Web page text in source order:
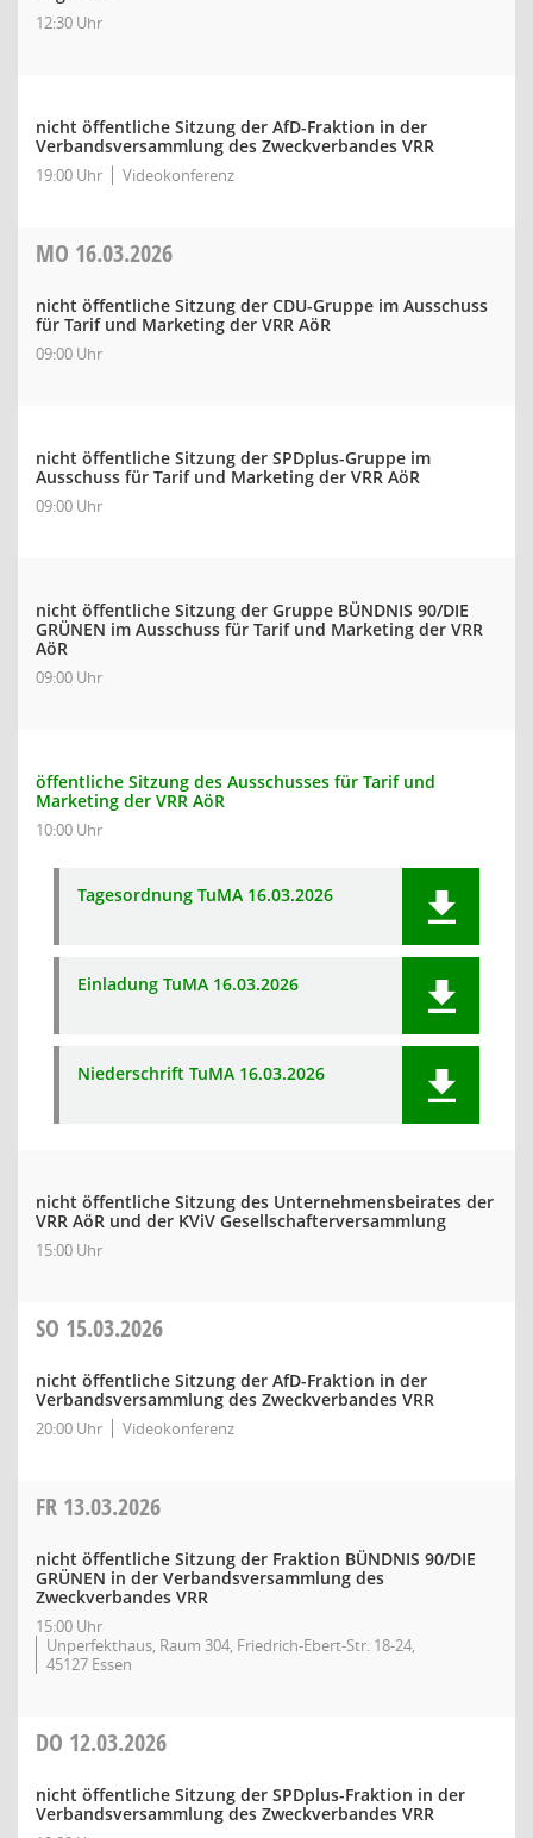
12:30 Uhr
nicht öffentliche Sitzung der AfD-Fraktion in der
Verbandsversammlung des Zweckverbandes VRR
19:00 Uhr Videokonferenz
MO 16.03.2026
nicht öffentliche Sitzung der CDU-Gruppe im Ausschuss
für Tarif und Marketing der VRR AöR
09:00 Uhr
nicht öffentliche Sitzung der SPDplus-Gruppe im
Ausschuss für Tarif und Marketing der VRR AöR
09:00 Uhr
nicht öffentliche Sitzung der Gruppe BÜNDNIS 90/DIE
GRÜNEN im Ausschuss für Tarif und Marketing der VRR
AöR
09:00 Uhr
öffentliche Sitzung des Ausschusses für Tarif und
Marketing der VRR AöR
10:00 Uhr
Tagesordnung TuMA 16.03.2026
Einladung TuMA 16.03.2026
Niederschrift TuMA 16.03.2026
nicht öffentliche Sitzung des Unternehmensbeirates der
VRR AöR und der KViV Gesellschafterversammlung
15:00 Uhr
SO 15.03.2026
nicht öffentliche Sitzung der AfD-Fraktion in der
Verbandsversammlung des Zweckverbandes VRR
20:00 Uhr Videokonferenz
FR 13.03.2026
nicht öffentliche Sitzung der Fraktion BÜNDNIS 90/DIE
GRÜNEN in der Verbandsversammlung des
Zweckverbandes VRR
15:00 Uhr
Unperfekthaus, Raum 304, Friedrich-Ebert-Str. 18-24,
45127 Essen
DO 12.03.2026
nicht öffentliche Sitzung der SPDplus-Fraktion in der
Verbandsversammlung des Zweckverbandes VRR